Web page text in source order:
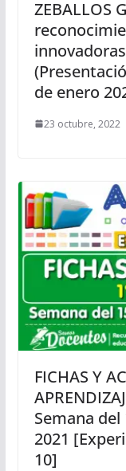
ZEBALLOS
de enero
23 octubre, 2022
FICHAS Y
Semana
2021
10]